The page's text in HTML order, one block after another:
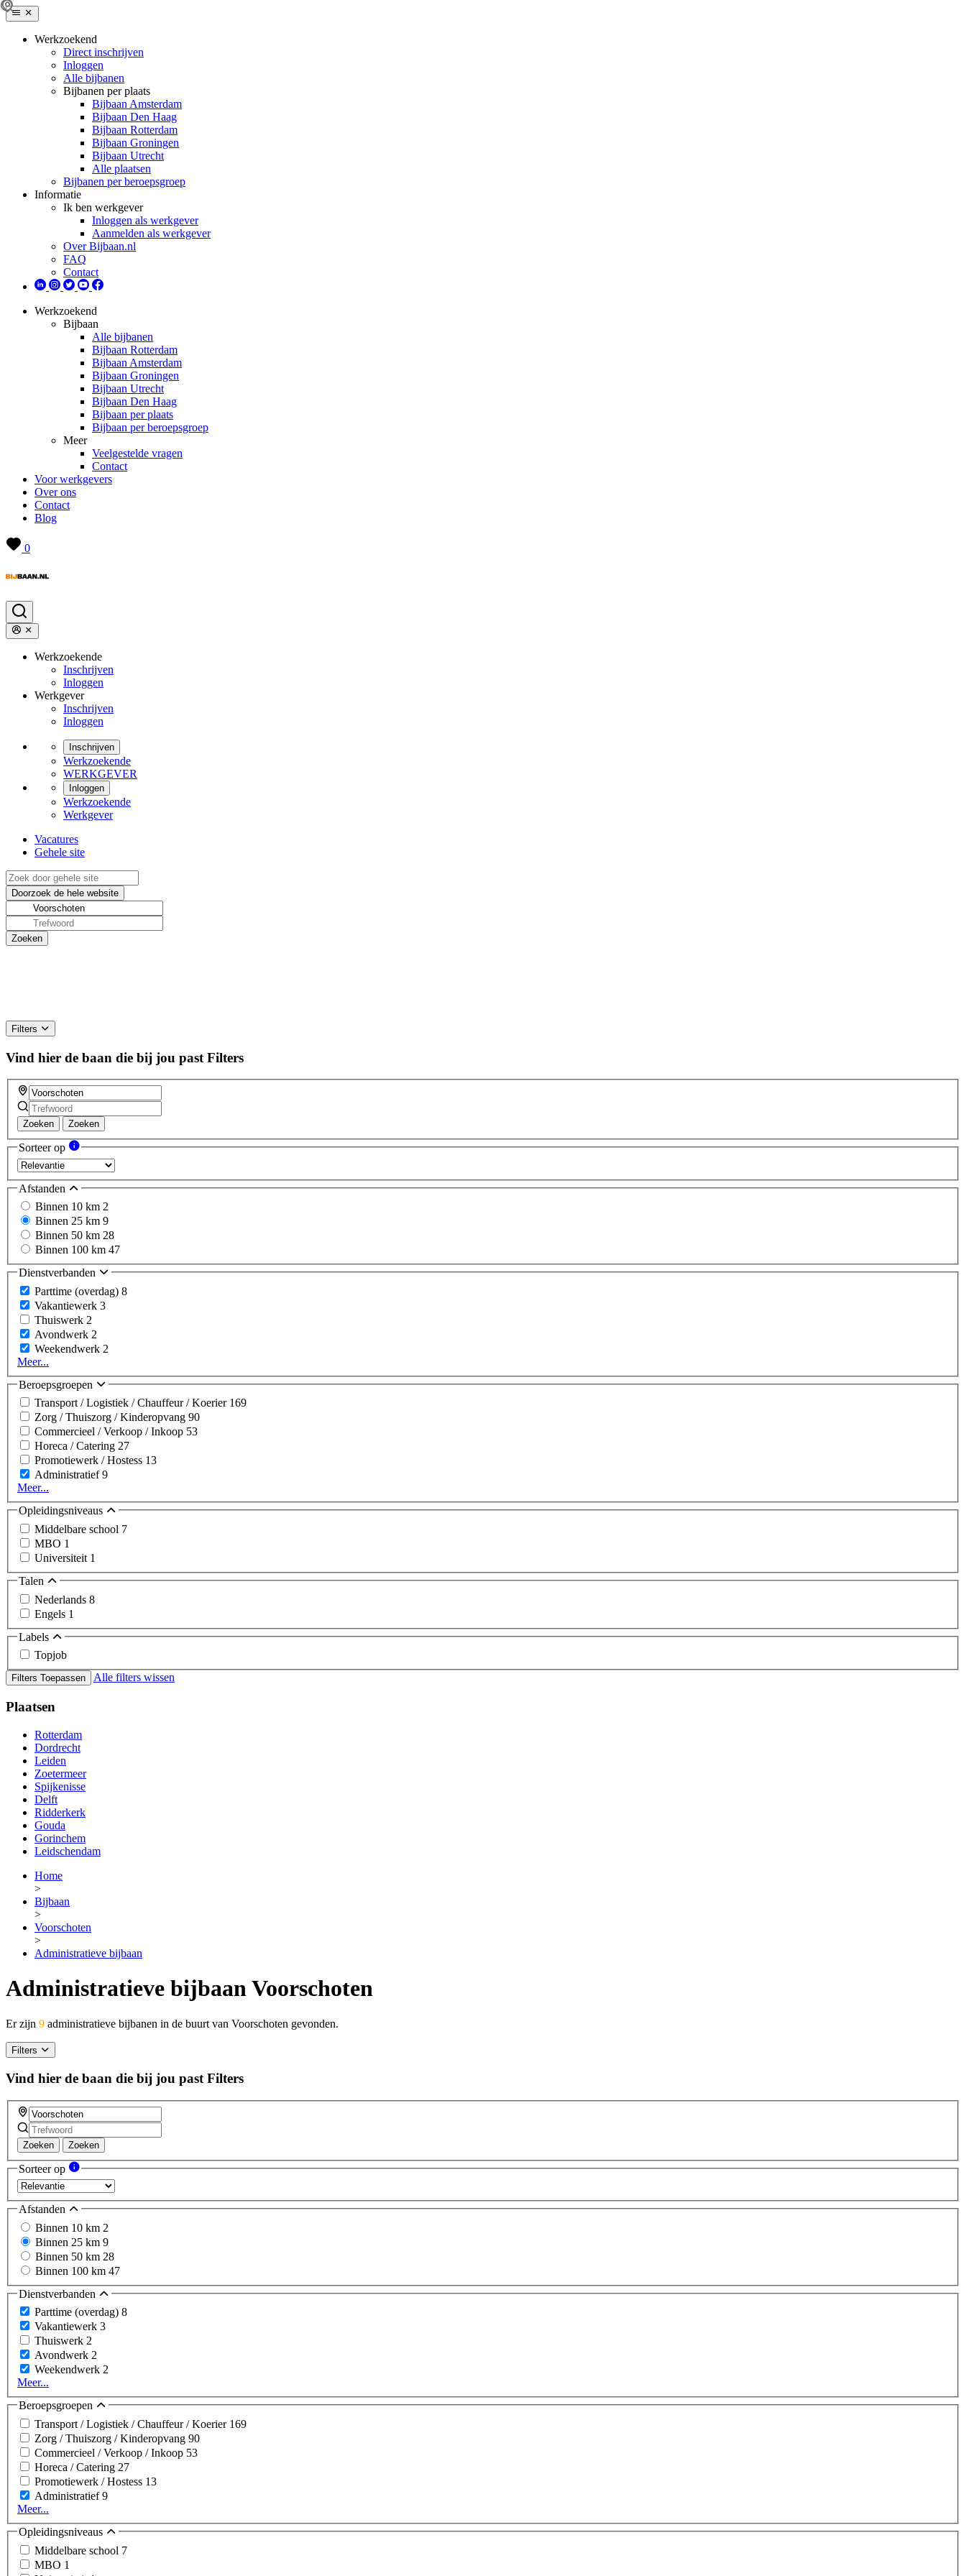
Werkzoekend
Direct inschrijven
Inloggen
Alle bijbanen
Bijbanen per plaats
Bijbaan Amsterdam
Bijbaan Den Haag
Bijbaan Rotterdam
Bijbaan Groningen
Bijbaan Utrecht
Alle plaatsen
Bijbanen per beroepsgroep
Informatie
Ik ben werkgever
Inloggen als werkgever
Aanmelden als werkgever
Over Bijbaan.nl
FAQ
Contact
Werkzoekend
Bijbaan
Alle bijbanen
Bijbaan Rotterdam
Bijbaan Amsterdam
Bijbaan Groningen
Bijbaan Utrecht
Bijbaan Den Haag
Bijbaan per plaats
Bijbaan per beroepsgroep
Meer
Veelgestelde vragen
Contact
Voor werkgevers
Over ons
Contact
Blog
0
Werkzoekende
Inschrijven
Inloggen
Werkgever
Inschrijven
Inloggen
Inschrijven
Werkzoekende
WERKGEVER
Inloggen
Werkzoekende
Werkgever
Vacatures
Gehele site
Filters
Vind hier de baan die bij jou past Filters
Zoeken Zoeken
Sorteer op
Afstanden
Binnen 10 km 2
Binnen 25 km 9
Binnen 50 km 28
Binnen 100 km 47
Dienstverbanden
Parttime (overdag) 8
Vakantiewerk 3
Thuiswerk 2
Avondwerk 2
Weekendwerk 2
Meer...
Beroepsgroepen
Transport / Logistiek / Chauffeur / Koerier 169
Zorg / Thuiszorg / Kinderopvang 90
Commercieel / Verkoop / Inkoop 53
Horeca / Catering 27
Promotiewerk / Hostess 13
Administratief9
Meer...
Opleidingsniveaus
Middelbare school 7
MBO 1
Universiteit 1
Talen
Nederlands 8
Engels 1
Labels
Topjob
Filters Toepassen Alle filters wissen
Plaatsen
Rotterdam
Dordrecht
Leiden
Zoetermeer
Spijkenisse
Delft
Ridderkerk
Gouda
Gorinchem
Leidschendam
Home
>
Bijbaan
>
Voorschoten
>
Administratieve bijbaan
Administratieve bijbaan Voorschoten
Er zijn 9 administratieve bijbanen in de buurt van Voorschoten gevonden.
Filters
Vind hier de baan die bij jou past Filters
Zoeken Zoeken
Sorteer op
Afstanden
Binnen 10 km 2
Binnen 25 km 9
Binnen 50 km 28
Binnen 100 km 47
Dienstverbanden
Parttime (overdag) 8
Vakantiewerk 3
Thuiswerk 2
Avondwerk 2
Weekendwerk 2
Meer...
Beroepsgroepen
Transport / Logistiek / Chauffeur / Koerier 169
Zorg / Thuiszorg / Kinderopvang 90
Commercieel / Verkoop / Inkoop 53
Horeca / Catering 27
Promotiewerk / Hostess 13
Administratief9
Meer...
Opleidingsniveaus
Middelbare school 7
MBO 1